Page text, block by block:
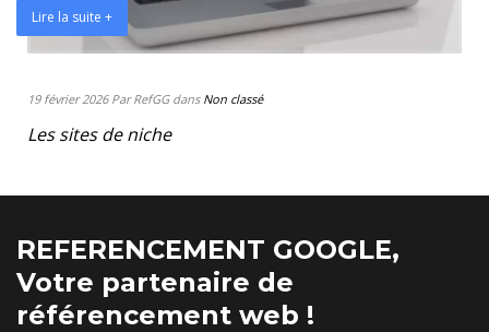
Lire la suite +
19 février 2026 Par RefGG dans Non classé
Les sites de niche
REFERENCEMENT GOOGLE,
Votre partenaire de
référencement web !